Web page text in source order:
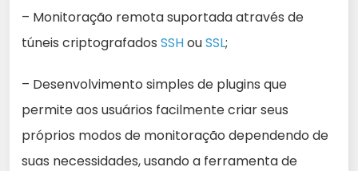
– Monitoração remota suportada através de
túneis criptografados SSHouSSL;
– Desenvolvimento simples de plugins que
permite aos usuários facilmente criar seus
próprios modos de monitoração dependendo de
suas necessidades, usando a ferramenta de